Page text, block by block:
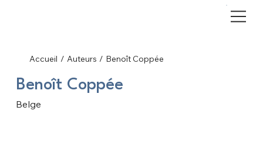
Accueil / Auteurs / Benoît Coppée
Benoît Coppée
Belge